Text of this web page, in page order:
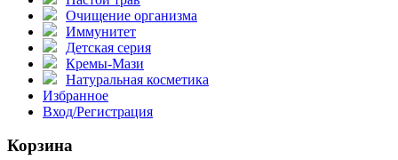
Очищение организма
Иммунитет
Детская серия
Кремы-Мази
Натуральная косметика
Избранное
Вход/Регистрация
Корзина